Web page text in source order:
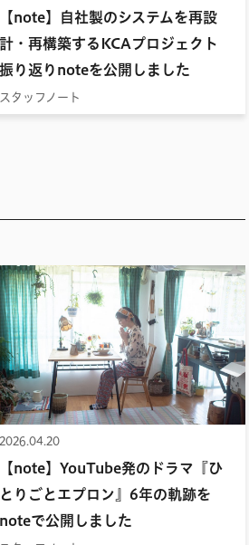
【note】自社製のシステムを再設
計・再構築するKCAプロジェクト
振り返りnoteを公開しました
スタッフノート
2026.04.20
【note】YouTube発のドラマ『ひ
とりごとエプロン』6年の軌跡を
noteで公開しました